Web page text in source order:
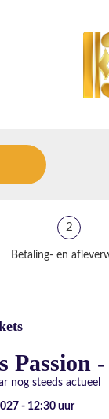
2
Betaling- en
Passion
nog steeds actueel
- 12:30 uur